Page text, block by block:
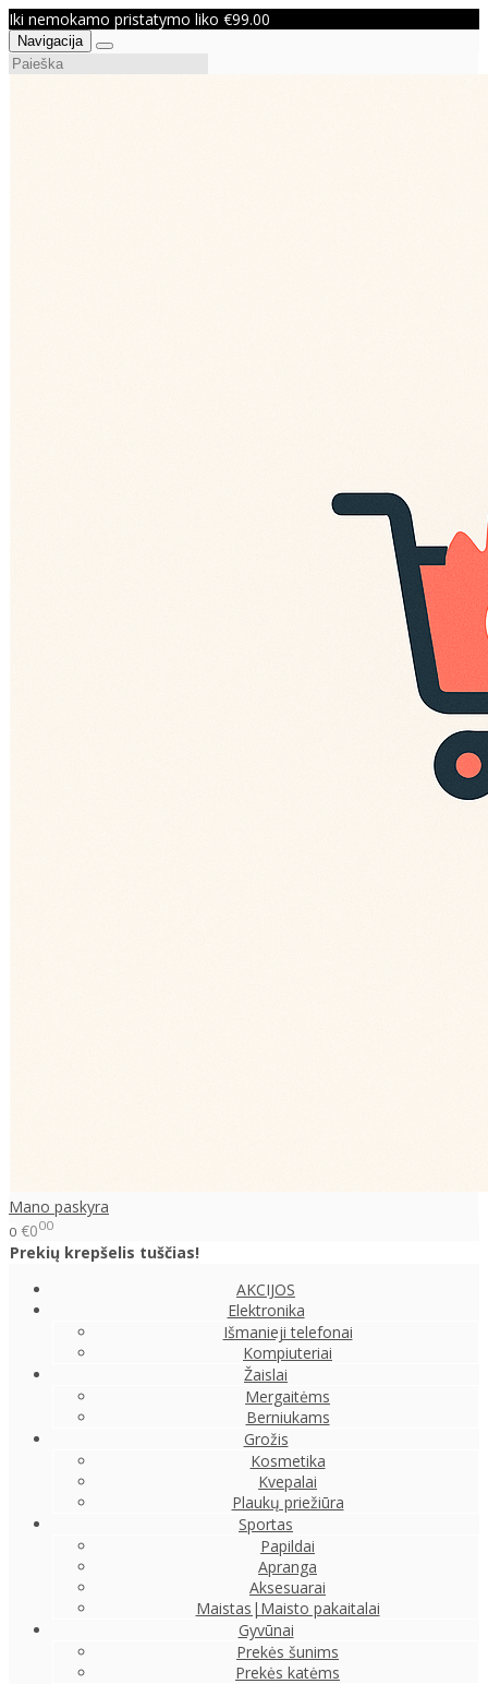
Iki nemokamo pristatymo liko €99.00
Navigacija
Mano paskyra
0 €000
Prekių krepšelis tuščias!
AKCIJOS
Elektronika
Išmanieji telefonai
Kompiuteriai
Žaislai
Mergaitėms
Berniukams
Grožis
Kosmetika
Kvepalai
Plaukų priežiūra
Sportas
Papildai
Apranga
Aksesuarai
Maistas|Maisto pakaitalai
Gyvūnai
Prekės šunims
Prekės katėms